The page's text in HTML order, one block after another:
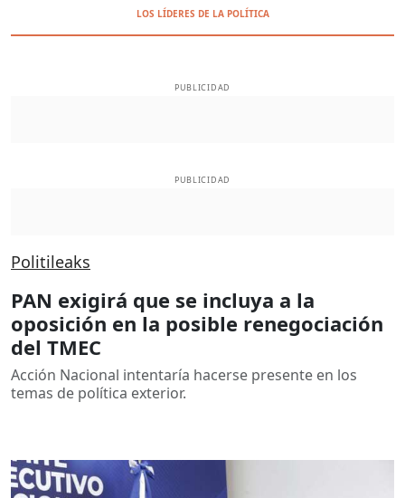
LOS LÍDERES DE LA POLÍTICA
PUBLICIDAD
PUBLICIDAD
Politileaks
PAN exigirá que se incluya a la
oposición en la posible renegociación
del TMEC
Acción Nacional intentaría hacerse presente en los
temas de política exterior.